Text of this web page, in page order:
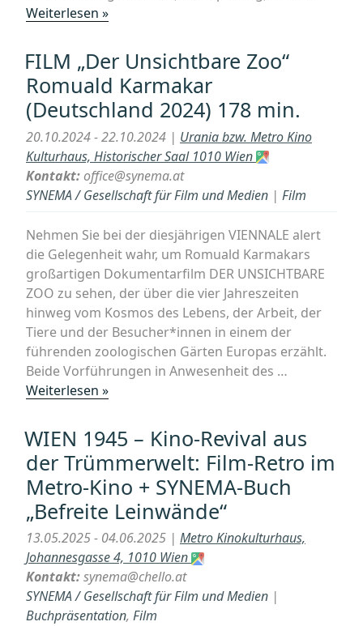
Weiterlesen »„„Peace
Crisis
–
Herausforderungen
und
Chancen
für
eine
Welt
im
Umbruch““
FILM „Der Unsichtbare Zoo“
Romuald Karmakar
(Deutschland 2024) 178 min.
20.10.2024 - 22.10.2024 | Urania bzw. Metro Kino
Kulturhaus, Historischer Saal 1010 Wien
Kontakt:office@synema.at
SYNEMA / Gesellschaft für Film und Medien | Film
Nehmen Sie bei der diesjährigen VIENNALE alert
die Gelegenheit wahr, um Romuald Karmakars
großartigen Dokumentarfilm DER UNSICHTBARE
ZOO zu sehen, der über die vier Jahreszeiten
hinweg vom Kosmos des Lebens, der Arbeit, der
Tiere und der Besucher*innen in einem der
führenden zoologischen Gärten Europas erzählt.
Beide Vorführungen in Anwesenheit des …
Weiterlesen »„FILM
Unsichtbare
Zoo“
Romuald
Karmakar
(Deutschland
178
min.“
WIEN 1945 – Kino-Revival aus
der Trümmerwelt: Film-Retro im
Metro-Kino + SYNEMA-Buch
„Befreite Leinwände“
13.05.2025 - 04.06.2025 | Metro Kinokulturhaus,
Johannesgasse 4, 1010 Wien
Kontakt:synema@chello.at
SYNEMA / Gesellschaft für Film und Medien |
Buchpräsentation, Film